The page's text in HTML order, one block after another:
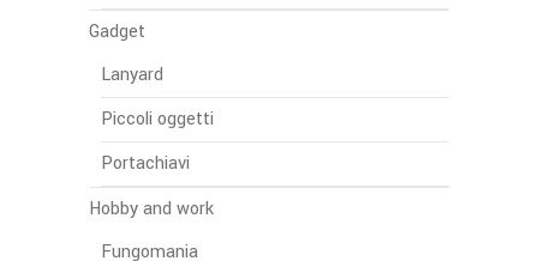
Gadget
Lanyard
Piccoli oggetti
Portachiavi
Hobby and work
Fungomania